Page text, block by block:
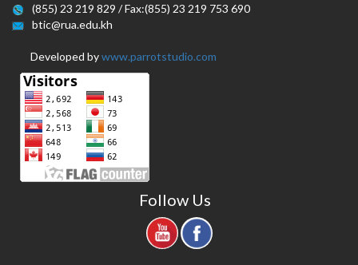
(855) 23 219 829 / Fax:(855) 23 219 753 690
btic@rua.edu.kh
Developed bywww.parrotstudio.com
Follow Us